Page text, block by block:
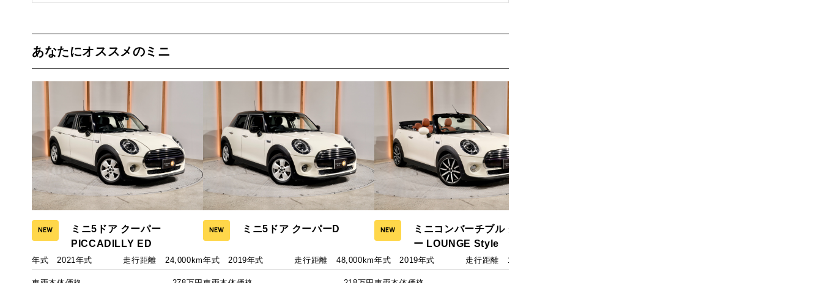
あなたにオススメのミニ
NEW
ミニ5ドア クーパー
PICCADILLY ED
年式 2021年式 走行距離 24,000km
NEW ミニ5ドア クーパーD
年式 2019年式 走行距離 48,000km
NEW
ミニコンバーチブル クーパ
ー LOUNGE Style
年式 2019年式 走行距離 15,000km